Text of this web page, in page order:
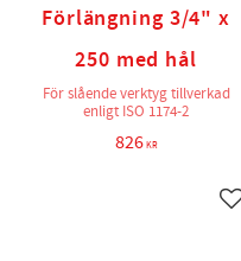
Förlängning 3/4" x
250 med hål
För slående verktyg tillverkad
enligt ISO 1174-2
826KR